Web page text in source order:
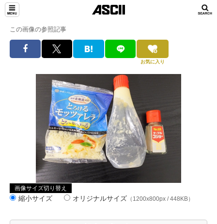
この画像の参照記事
お気に入り
画像サイズ切り替え
縮小サイズ オリジナルサイズ （1200x800px / 448KB）